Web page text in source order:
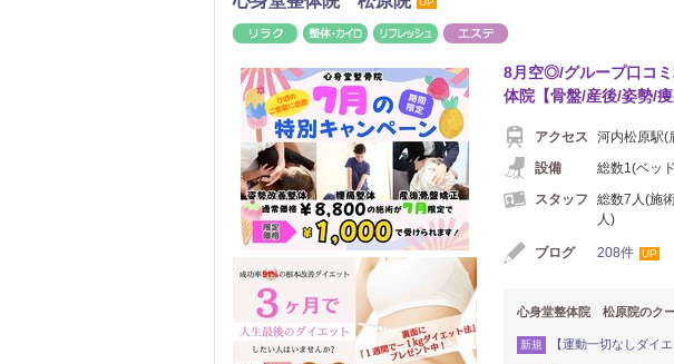
リラク 整体・カイロリフレッシュ
8月空◎/グループ口コ
体院【骨盤/産後/姿勢/痩
アクセス
河内松原駅(
設備
総数1(ベッ
スタッフ
総数7人(施
人)
ブログ 208件 UP
心身堂整体院 松原院のク
新規 【運動一切なしダイ